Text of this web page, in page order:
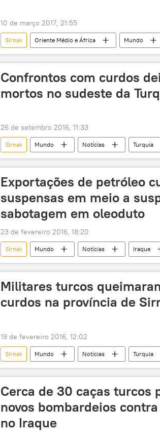
10 de março 2017, 21:55
Sirnak Oriente Médio e África Mundo
Uludere
PKK curdos
Confrontos com curdos
mortos no sudeste da
26 de setembro 2016, 11:33
Sirnak Mundo Notícias Turquia
Partido dos Trabalhadores do Curdistão (PKK)
Exportações de petróleo
suspensas em meio a
sabotagem em oleoduto
23 de fevereiro 2016, 18:20
Sirnak Mundo Notícias Iraque
Curdistão
Reuters petróleo
Militares turcos
curdos na província de
19 de fevereiro 2016, 12:02
Sirnak Mundo Notícias Turquia
Feleknas Uca
Partido Democrático dos Povos
Cerca de 30 caças turcos
novos bombardeios
no Iraque